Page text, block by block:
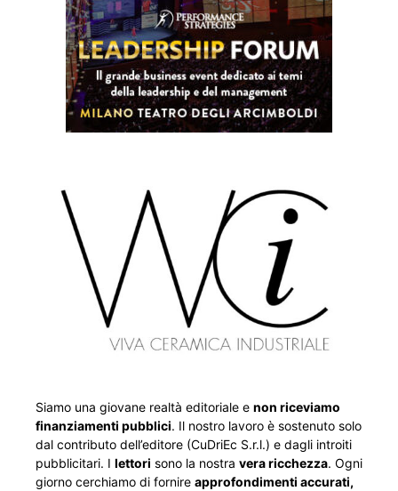
Siamo una giovane realtà editoriale e non riceviamo
finanziamenti pubblici. Il nostro lavoro è sostenuto solo
dal contributo dell’editore (CuDriEc S.r.l.) e dagli introiti
pubblicitari. I lettori sono la nostra vera ricchezza. Ogni
giorno cerchiamo di fornire approfondimenti accurati,